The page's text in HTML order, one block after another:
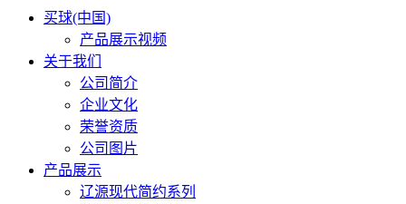
买球(中国)
产品展示视频
关于我们
公司简介
企业文化
荣誉资质
公司图片
产品展示
辽源现代简约系列